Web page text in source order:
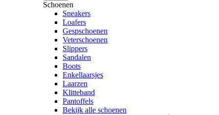
Schoenen
Sneakers
Loafers
Gespschoenen
Veterschoenen
Slippers
Sandalen
Boots
Enkellaarsjes
Laarzen
Klitteband
Pantoffels
Bekijk alle schoenen